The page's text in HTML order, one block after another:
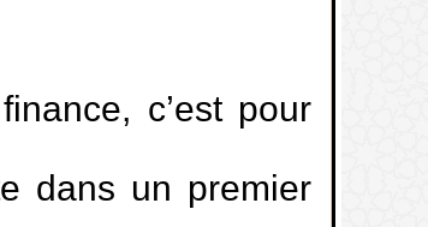
c’est pour
dans un premier